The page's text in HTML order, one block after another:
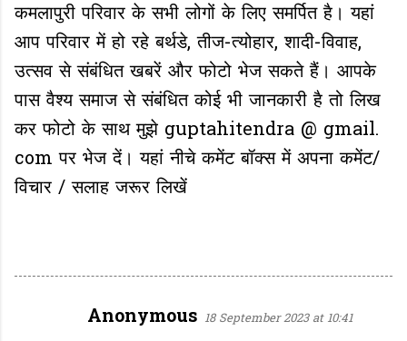
कमलापुरी परिवार के सभी लोगों के लिए समर्पित है। यहां
आप परिवार में हो रहे बर्थडे, तीज-त्योहार, शादी-विवाह,
उत्सव से संबंधित खबरें और फोटो भेज सकते हैं। आपके
पास वैश्य समाज से संबंधित कोई भी जानकारी है तो लिख
कर फोटो के साथ मुझे guptahitendra @ gmail.
com पर भेज दें। यहां नीचे कमेंट बॉक्स में अपना कमेंट/
विचार / सलाह जरूर लिखें
Anonymous 18 September 2023 at 10:41